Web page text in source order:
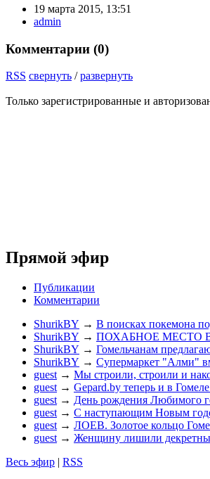
19 марта 2015, 13:51
admin
Комментарии (0)
RSS свернуть /развернуть
Только зарегистрированные и
Прямой эфир
Публикации
Комментарии
ShurikBY → В поисках покемона
ShurikBY → ПОХАБНОЕ МЕСТО
ShurikBY → Гомельчанам
ShurikBY → Супермаркет "Алми"
guest → Мы строили, строили и
guest → Gepard.by теперь и в
guest → День рождения Любимого
guest → С наступающим Новым
guest → ЛОЕВ. Золотое кольцо
guest → Женщину лишили
Весь эфир | RSS